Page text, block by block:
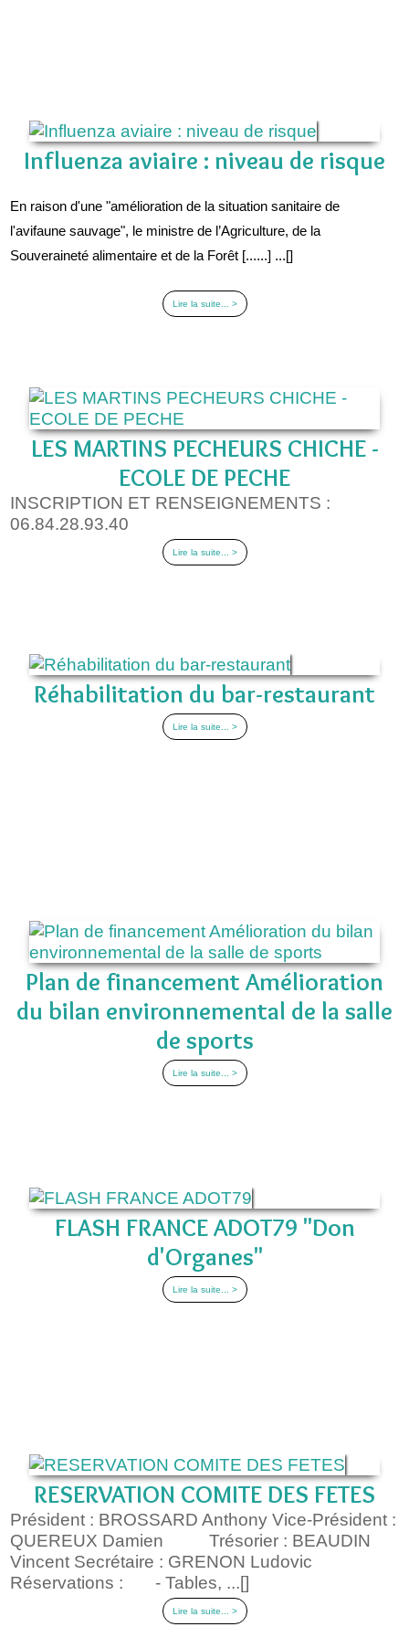
Influenza aviaire : niveau de risque
En raison d'une "amélioration de la situation sanitaire de
l'avifaune sauvage", le ministre de l’Agriculture, de la
Souveraineté alimentaire et de la Forêt [......] ...[]
Lire la suite... >
LES MARTINS PECHEURS CHICHE -
ECOLE DE PECHE
INSCRIPTION ET RENSEIGNEMENTS :
06.84.28.93.40
Lire la suite... >
Réhabilitation du bar-restaurant
Lire la suite... >
Plan de financement Amélioration
du bilan environnemental de la salle
de sports
Lire la suite... >
FLASH FRANCE ADOT79 "Don
d'Organes"
Lire la suite... >
RESERVATION COMITE DES FETES
Président : BROSSARD Anthony Vice-Président :
QUEREUX Damien Trésorier : BEAUDIN
Vincent Secrétaire : GRENON Ludovic
Réservations : - Tables, ...[]
Lire la suite... >